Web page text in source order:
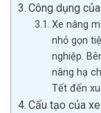
Công dụng
Xe nâng
nhỏ gọn
nghiệp.
nâng hạ
Tết đến
Cấu tạo của